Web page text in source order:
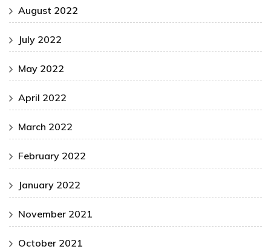
August 2022
July 2022
May 2022
April 2022
March 2022
February 2022
January 2022
November 2021
October 2021